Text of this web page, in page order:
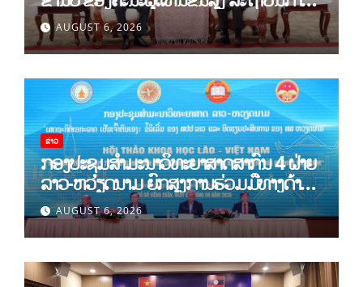
ເມືອງແຫ່ງຊາດ ໂຮ່ຈີມິນ ແລະ ສະຖາບັນບັນດິດ
ວິທະຍາສາດສັງຄົມຫວຽດນາມ
AUGUST 6, 2026
ຂ່າວ
ກອງປະຊຸມສໍາມະນາວິທະຍາສາດສາກົນ 4 ຝ່າຍ
ລາວ-ຫວຽດນາມ ຍົກສູງການຮ່ວມມືທາງດ້ານ
ທິດສະດີ ແລະ ພຶດຕິກໍາ ລາວ-ຫວຽດນາມ ແນໃສ່
ສ້າງເສດຖະກິດເອກະລາດເປັນເຈົ້າຕົນເອງຢ່າງ
ເຂັ້ມແຂງ
AUGUST 6, 2026